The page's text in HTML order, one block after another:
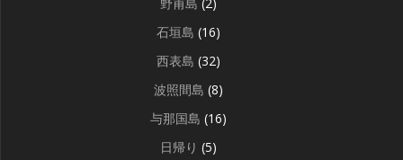
野甫島 (2)
石垣島 (16)
西表島 (32)
波照間島 (8)
与那国島 (16)
日帰り (5)